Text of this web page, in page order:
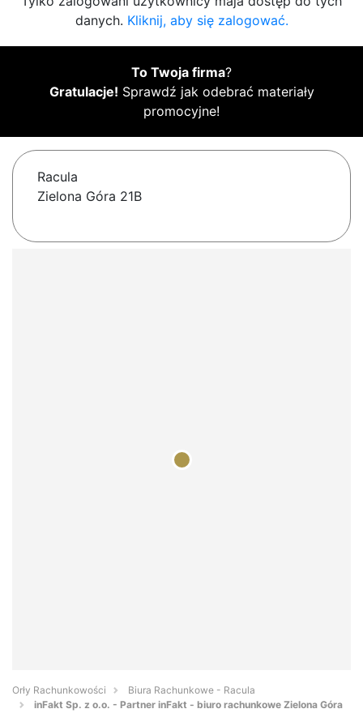
danych. Kliknij, aby się zalogować.
To Twoja firma?
Gratulacje! Sprawdź jak odebrać materiały
promocyjne!
Racula
Zielona Góra 21B
Orły Rachunkowości
Biura Rachunkowe - Racula
inFakt Sp. z o.o. - Partner inFakt - biuro rachunkowe Zielona Góra